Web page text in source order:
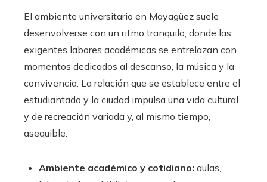
El ambiente universitario en Mayagüez suele
desenvolverse con un ritmo tranquilo, donde las
exigentes labores académicas se entrelazan con
momentos dedicados al descanso, la música y la
convivencia. La relación que se establece entre el
estudiantado y la ciudad impulsa una vida cultural
y de recreación variada y, al mismo tiempo,
asequible.
Ambiente académico y cotidiano: aulas,